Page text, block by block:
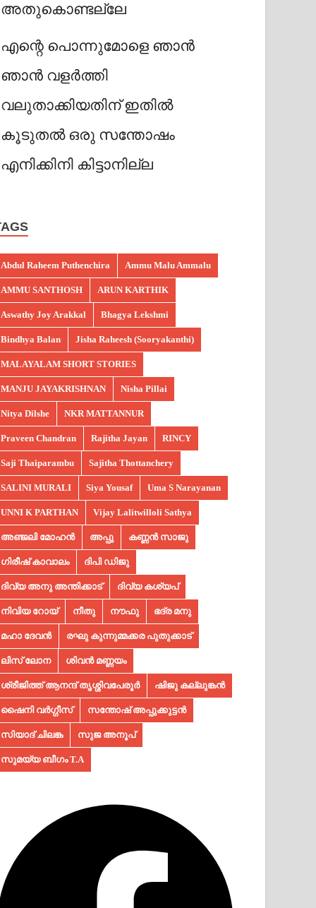
അതുകൊണ്ടല്ലേ
എന്റെ പൊന്നുമോളെ ഞാൻ
ഞാൻ വളർത്തി
വലുതാക്കിയതിന് ഇതിൽ
കൂടുതൽ ഒരു സന്തോഷം
എനിക്കിനി കിട്ടാനില്ല
Abdul Raheem Puthenchira Ammu Malu Ammalu
AMMU SANTHOSH ARUN KARTHIK
Aswathy Joy Arakkal Bhagya Lekshmi
Bindhya Balan Jisha Raheesh (Sooryakanthi)
MALAYALAM SHORT STORIES
MANJU JAYAKRISHNAN Nisha Pillai
Nitya Dilshe NKR MATTANNUR
Praveen Chandran Rajitha Jayan RINCY
Saji Thaiparambu Sajitha Thottanchery
SALINI MURALI Siya Yousaf Uma S Narayanan
UNNI K PARTHAN Vijay Lalitwilloli Sathya
അഞ്ജലി മോഹൻ അപ്പു കണ്ണൻ സാജു
ഗിരീഷ് കാവാലം ദിപി ഡിജു
ദിവ്യ അനു അന്തിക്കാട് ദിവ്യ കശ്യപ്
നിവിയ റോയ് നീതു നൗഫു ഭദ്ര മനു
മഹാ ദേവൻ രഘു കുന്നുമ്മക്കര പുതുക്കാട്
ലിസ് ലോന ശിവൻ മണ്ണയം
ശ്രീജിത്ത് ആനന്ദ് തൃശ്ശിവപേരൂർ ഷിജു കല്ലുങ്കൻ
ഷൈനി വർഗ്ഗീസ് സന്തോഷ് അപ്പുക്കുട്ടൻ
സിയാദ് ചിലങ്ക സുജ അനൂപ്‌
സുമയ്യ ബീഗം T.A